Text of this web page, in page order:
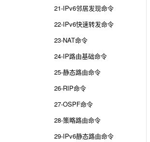
21-IPv6邻居发现命令
22-IPv6快速转发命令
23-NAT命令
24-IP路由基础命令
25-静态路由命令
26-RIP命令
27-OSPF命令
28-策略路由命令
29-IPv6静态路由命令